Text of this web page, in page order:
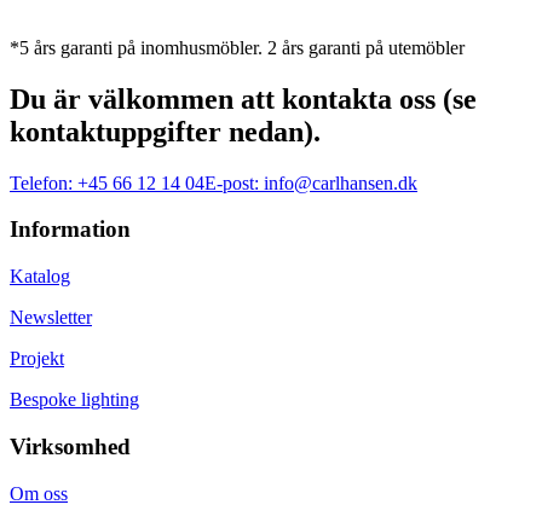
*5 års garanti på inomhusmöbler. 2 års garanti på utemöbler
Du är välkommen att kontakta oss (se
kontaktuppgifter nedan).
Telefon: +45 66 12 14 04E-post: info@carlhansen.dk
Information
Katalog
Newsletter
Projekt
Bespoke lighting
Virksomhed
Om oss